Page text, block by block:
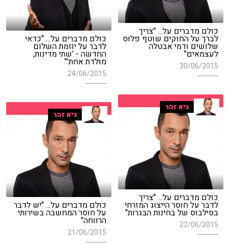
כולם מדברים על... "צריך
לברך על החוקים שוטף פלוס
שלושים ודמי אבטלה
לעצמאים"
30/06/2015
כולם מדברים על... "כדאי
לדבר על יוזמת השלום
החדשה - 'שתי מדינות,
מולדת אחת'"
24/06/2015
גיא זהר
כולם מדברים על... "צריך
לדבר על חוסר הייצוג המזרחי
בסילבוס של בחינות הבגרות"
22/06/2015
גיא זהר
כולם מדברים על... "יש לדבר
על חוסר המחשבה בשירותי
הרווחה"
21/06/2015